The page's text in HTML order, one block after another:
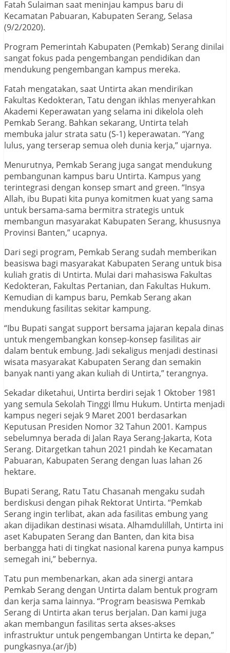
Fatah Sulaiman saat meninjau kampus baru di
Kecamatan Pabuaran, Kabupaten Serang, Selasa
(9/2/2020).
Program Pemerintah Kabupaten (Pemkab) Serang dinilai
sangat fokus pada pengembangan pendidikan dan
mendukung pengembangan kampus mereka.
Fatah mengatakan, saat Untirta akan mendirikan
Fakultas Kedokteran, Tatu dengan ikhlas menyerahkan
Akademi Keperawatan yang selama ini dikelola oleh
Pemkab Serang. Bahkan sekarang, Untirta telah
membuka jalur strata satu (S-1) keperawatan. “Yang
lulus, yang terserap semua oleh dunia kerja,” ujarnya.
Menurutnya, Pemkab Serang juga sangat mendukung
pembangunan kampus baru Untirta. Kampus yang
terintegrasi dengan konsep smart and green. “Insya
Allah, ibu Bupati kita punya komitmen kuat yang sama
untuk bersama-sama bermitra strategis untuk
membangun masyarakat Kabupaten Serang, khususnya
Provinsi Banten,” ucapnya.
Dari segi program, Pemkab Serang sudah memberikan
beasiswa bagi masyarakat Kabupaten Serang untuk bisa
kuliah gratis di Untirta. Mulai dari mahasiswa Fakultas
Kedokteran, Fakultas Pertanian, dan Fakultas Hukum.
Kemudian di kampus baru, Pemkab Serang akan
mendukung fasilitas sekitar kampung.
“Ibu Bupati sangat support bersama jajaran kepala dinas
untuk mengembangkan konsep-konsep fasilitas air
dalam bentuk embung. Jadi sekaligus menjadi destinasi
wisata masyarakat Kabupaten Serang dan semakin
banyak nanti yang akan kuliah di Untirta,” terangnya.
Sekadar diketahui, Untirta berdiri sejak 1 Oktober 1981
yang semula Sekolah Tinggi Ilmu Hukum. Untirta menjadi
kampus negeri sejak 9 Maret 2001 berdasarkan
Keputusan Presiden Nomor 32 Tahun 2001. Kampus
sebelumnya berada di Jalan Raya Serang-Jakarta, Kota
Serang. Ditargetkan tahun 2021 pindah ke Kecamatan
Pabuaran, Kabupaten Serang dengan luas lahan 26
hektare.
Bupati Serang, Ratu Tatu Chasanah mengaku sudah
berdiskusi dengan pihak Rektorat Untirta. “Pemkab
Serang ingin terlibat, akan ada fasilitas embung yang
akan dijadikan destinasi wisata. Alhamdulillah, Untirta ini
aset Kabupaten Serang dan Banten, dan kita bisa
berbangga hati di tingkat nasional karena punya kampus
semegah ini,” bebernya.
Tatu pun membenarkan, akan ada sinergi antara
Pemkab Serang dengan Untirta dalam bentuk program
dan kerja sama lainnya. “Program beasiswa Pemkab
Serang di Untirta akan terus berjalan. Dan kami juga
akan membangun fasilitas serta akses-akses
infrastruktur untuk pengembangan Untirta ke depan,”
pungkasnya.(ar/jb)